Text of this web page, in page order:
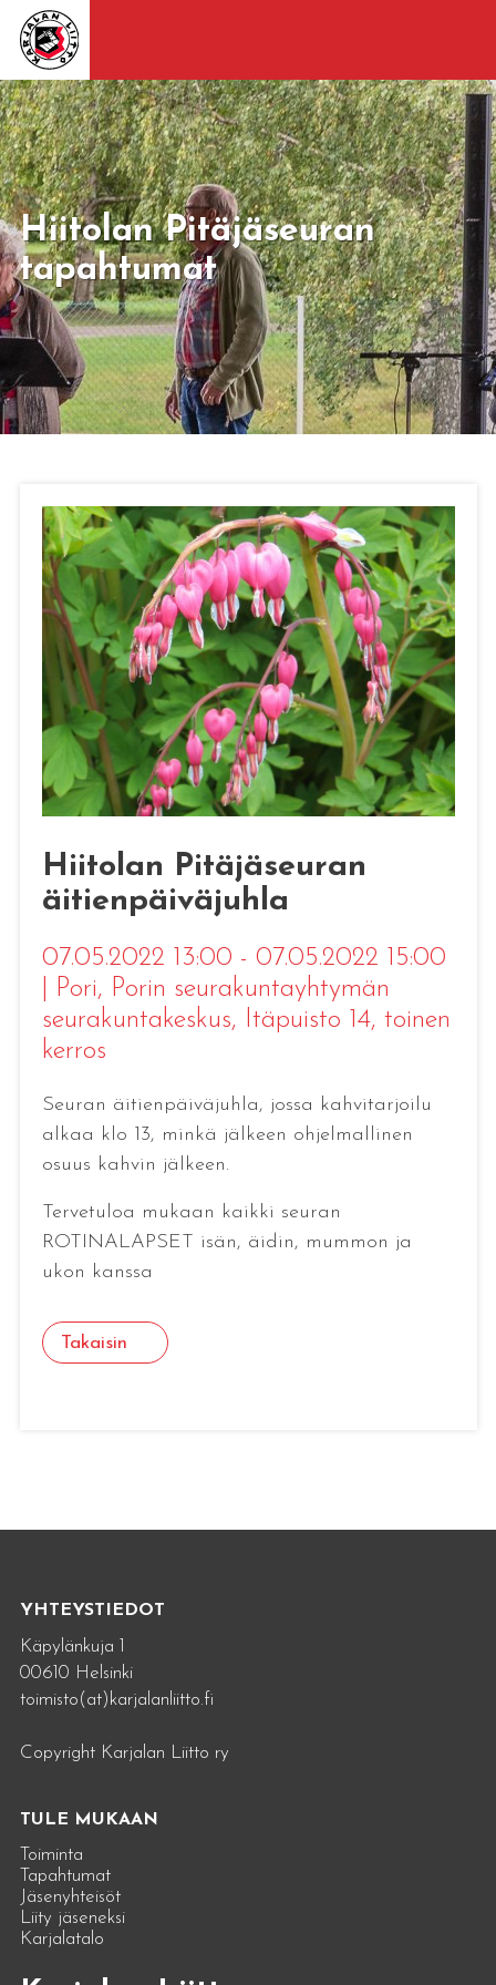
Hiitolan Pitäjäseuran
tapahtumat
Hiitolan Pitäjäseuran
äitienpäiväjuhla
07.05.2022 13:00 - 07.05.2022 15:00
Pori, Porin seurakuntayhtymän
seurakuntakeskus, Itäpuisto 14, toinen
kerros
Seuran äitienpäiväjuhla, jossa kahvitarjoilu
alkaa klo 13, minkä jälkeen ohjelmallinen
osuus kahvin jälkeen.
Tervetuloa mukaan kaikki seuran
ROTINALAPSET isän, äidin, mummon ja
ukon kanssa
Takaisin
YHTEYSTIEDOT
Käpylänkuja 1
00610 Helsinki
toimisto(at)karjalanliitto.fi
Copyright Karjalan Liitto ry
TULE MUKAAN
Toiminta
Tapahtumat
Jäsenyhteisöt
Liity jäseneksi
Karjalatalo